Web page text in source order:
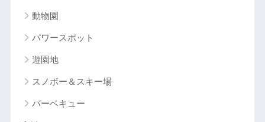
動物園
パワースポット
遊園地
スノボー＆スキー場
バーベキュー